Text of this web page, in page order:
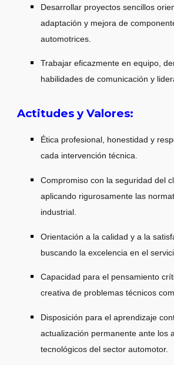
Desarrollar proyectos sencillos
adaptación y mejora de
automotrices.
Trabajar eficazmente en equipo,
habilidades de comunicación y
Actitudes y Valores:
Ética profesional, honestidad y
cada intervención técnica.
Compromiso con la seguridad del
aplicando rigurosamente las
industrial.
Orientación a la calidad y a la
buscando la excelencia en el
Capacidad para el pensamiento
creativa de problemas técnicos
Disposición para el aprendizaje
actualización permanente ante los
tecnológicos del sector automotor.